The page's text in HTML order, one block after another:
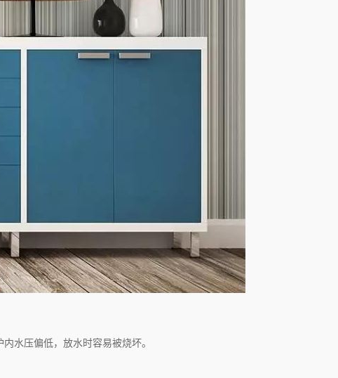
水压偏低，放水时容易被烧坏。